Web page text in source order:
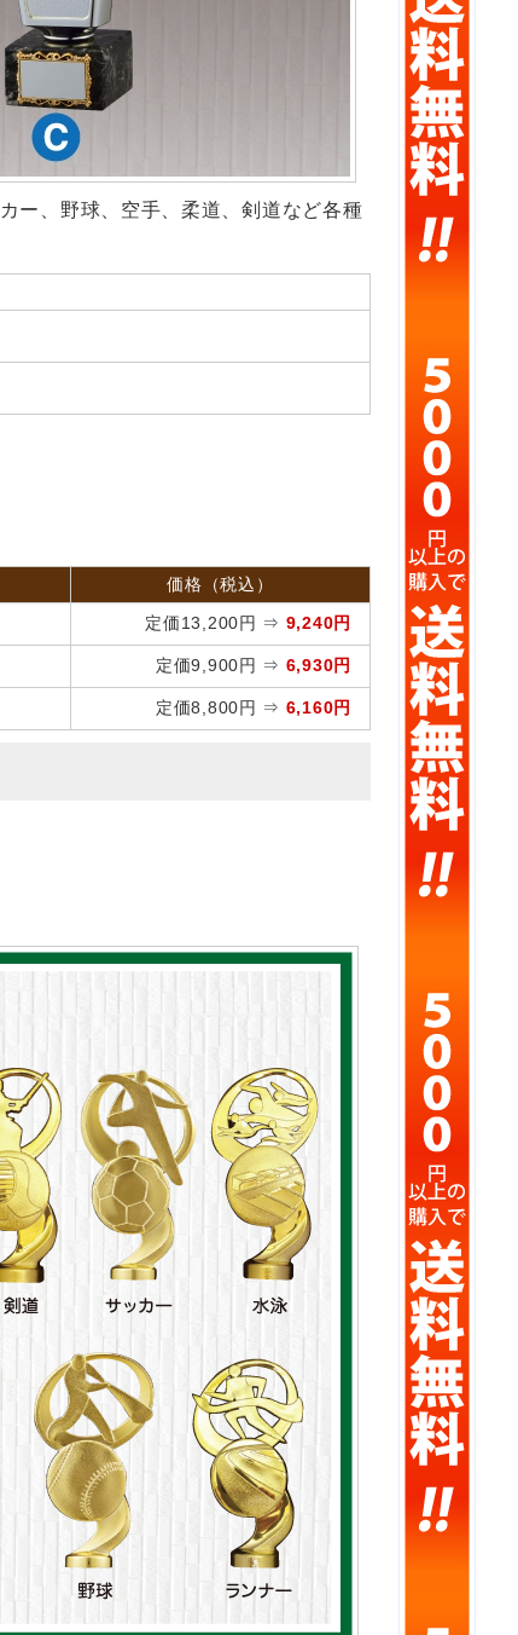
ー、野球、空手、柔道、剣道など各種
価格（税込）
定価13,200円 ⇒ 9,240円
定価9,900円 ⇒ 6,930円
定価8,800円 ⇒ 6,160円